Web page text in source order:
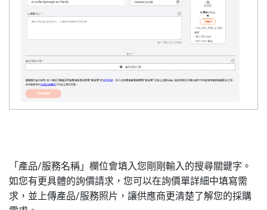
「產品/服務名稱」欄位會填入您剛剛輸入的搜尋關鍵字。
如您有更具體的詢價請求，您可以在詢價單詳細中填寫需
求，並上傳產品/服務照片，讓供應商更清楚了解您的採購